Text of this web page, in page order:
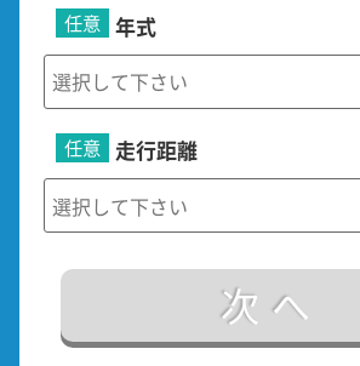
年式
任意
走行距離
任意
次へ